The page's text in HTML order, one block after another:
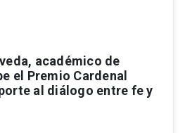
académico de
el Premio Cardenal
al diálogo entre fe y